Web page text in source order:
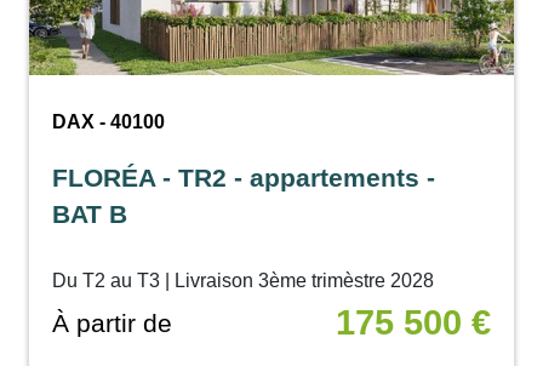
DAX - 40100
FLORÉA - TR2 - appartements -
BAT B
Du T2 au T3 | Livraison 3ème trimèstre 2028
À partir de 175 500 €